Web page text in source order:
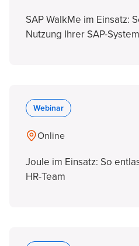
SAP WalkMe im Einsatz:
Nutzung Ihrer SAP-
Webinar
Online
Joule im Einsatz: So
HR-Team